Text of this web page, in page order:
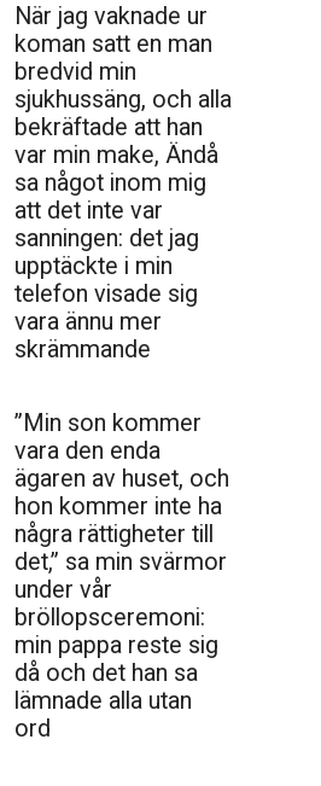
När jag vaknade ur
koman satt en man
bredvid min
sjukhussäng, och alla
bekräftade att han
var min make, Ändå
sa något inom mig
att det inte var
sanningen: det jag
upptäckte i min
telefon visade sig
vara ännu mer
skrämmande
”Min son kommer
vara den enda
ägaren av huset, och
hon kommer inte ha
några rättigheter till
det,” sa min svärmor
under vår
bröllopsceremoni:
min pappa reste sig
då och det han sa
lämnade alla utan
ord